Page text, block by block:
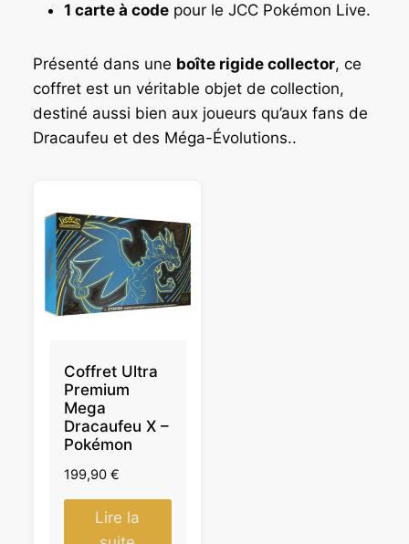
1 carte à code pour le JCC Pokémon Live.
Présenté dans une boîte rigide collector, ce
coffret est un véritable objet de collection,
destiné aussi bien aux joueurs qu’aux fans de
Dracaufeu et des Méga-Évolutions..
Coffret Ultra
Premium
Mega
Dracaufeu X –
Pokémon
199,90 €
Lire la